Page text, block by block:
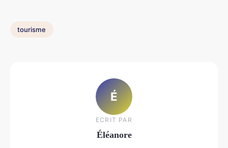
tourisme
É
ECRIT PAR
Éléanore